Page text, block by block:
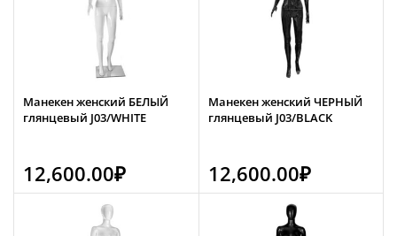
Манекен женский БЕЛЫЙ
глянцевый J03/WHITE
12,600.00₽
Манекен женский ЧЕРНЫЙ
глянцевый J03/BLACK
12,600.00₽